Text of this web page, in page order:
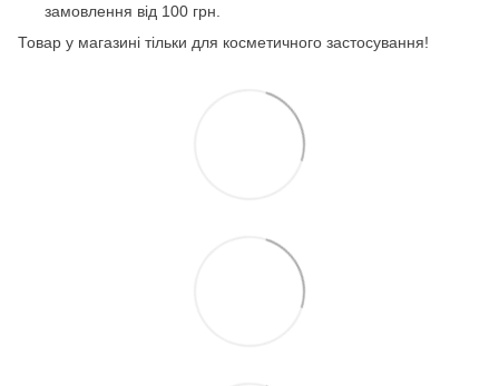
замовлення від 100 грн.
Товар у магазині тільки для косметичного застосування!